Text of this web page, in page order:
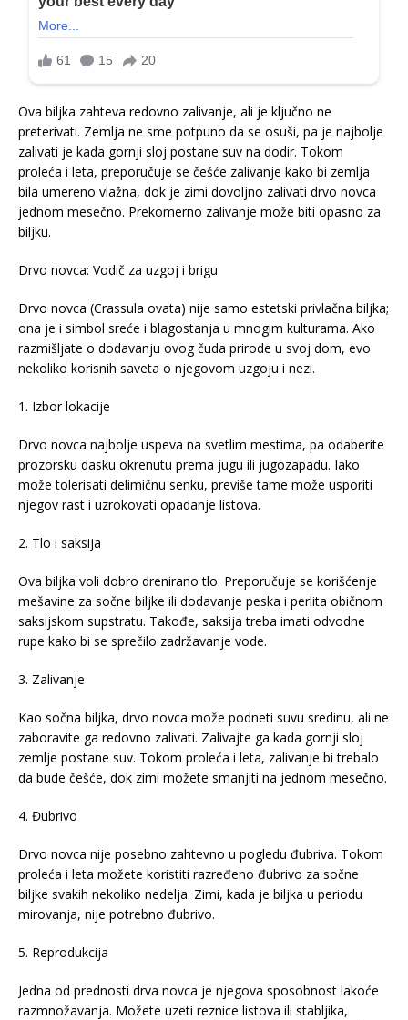
Ova biljka zahteva redovno zalivanje, ali je ključno ne
preterivati. Zemlja ne sme potpuno da se osuši, pa je najbolje
zalivati je kada gornji sloj postane suv na dodir. Tokom
proleća i leta, preporučuje se češće zalivanje kako bi zemlja
bila umereno vlažna, dok je zimi dovoljno zalivati drvo novca
jednom mesečno. Prekomerno zalivanje može biti opasno za
biljku.
Drvo novca: Vodič za uzgoj i brigu
Drvo novca (Crassula ovata) nije samo estetski privlačna biljka;
ona je i simbol sreće i blagostanja u mnogim kulturama. Ako
razmišljate o dodavanju ovog čuda prirode u svoj dom, evo
nekoliko korisnih saveta o njegovom uzgoju i nezi.
1. Izbor lokacije
Drvo novca najbolje uspeva na svetlim mestima, pa odaberite
prozorsku dasku okrenutu prema jugu ili jugozapadu. Iako
može tolerisati delimičnu senku, previše tame može usporiti
njegov rast i uzrokovati opadanje listova.
2. Tlo i saksija
Ova biljka voli dobro drenirano tlo. Preporučuje se korišćenje
mešavine za sočne biljke ili dodavanje peska i perlita običnom
saksijskom supstratu. Takođe, saksija treba imati odvodne
rupe kako bi se sprečilo zadržavanje vode.
3. Zalivanje
Kao sočna biljka, drvo novca može podneti suvu sredinu, ali ne
zaboravite ga redovno zalivati. Zalivajte ga kada gornji sloj
zemlje postane suv. Tokom proleća i leta, zalivanje bi trebalo
da bude češće, dok zimi možete smanjiti na jednom mesečno.
4. Đubrivo
Drvo novca nije posebno zahtevno u pogledu đubriva. Tokom
proleća i leta možete koristiti razređeno đubrivo za sočne
biljke svakih nekoliko nedelja. Zimi, kada je biljka u periodu
mirovanja, nije potrebno đubrivo.
5. Reprodukcija
Jedna od prednosti drva novca je njegova sposobnost lakoće
razmnožavanja. Možete uzeti reznice listova ili stabljika,